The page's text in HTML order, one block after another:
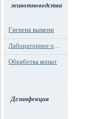
животноводства
Гигиена вымени
Лабораторное оборудование
Обработка копыт
Дезинфекция